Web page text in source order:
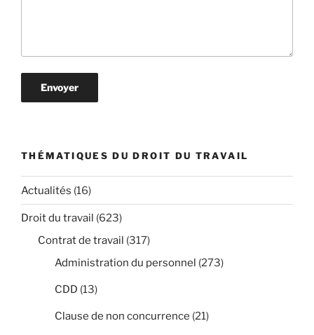
THÉMATIQUES DU DROIT DU TRAVAIL
Actualités (16)
Droit du travail (623)
Contrat de travail (317)
Administration du personnel (273)
CDD (13)
Clause de non concurrence (21)